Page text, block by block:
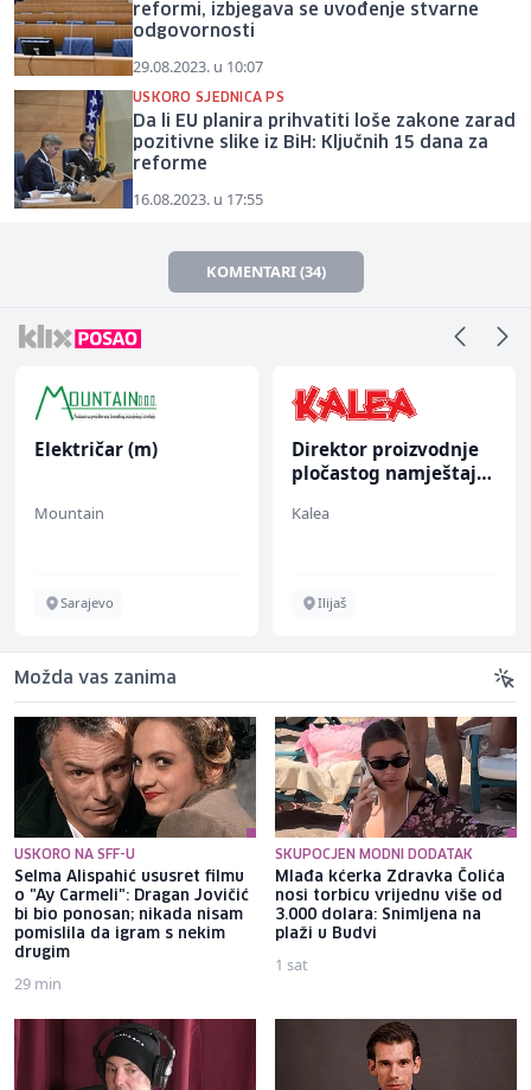
reformi, izbjegava se uvođenje stvarne
odgovornosti
29.08.2023. u 10:07
USKORO SJEDNICA PS
Da li EU planira prihvatiti loše zakone zarad
pozitivne slike iz BiH: Ključnih 15 dana za
reforme
16.08.2023. u 17:55
KOMENTARI (34)
Električar (m)
Mountain
Sarajevo
Direktor proizvodnje
pločastog namještaja
Kalea
Ilijaš
Možda vas zanima
USKORO NA SFF-U
Selma Alispahić ususret filmu
o "Ay Carmeli": Dragan Jovičić
bi bio ponosan; nikada nisam
pomislila da igram s nekim
drugim
29 min
SKUPOCJEN MODNI DODATAK
Mlađa kćerka Zdravka Čolića
nosi torbicu vrijednu više od
3.000 dolara: Snimljena na
plaži u Budvi
1 sat